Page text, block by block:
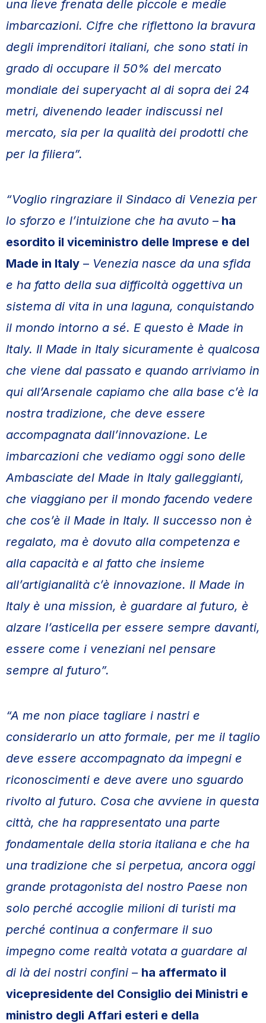
una lieve frenata delle piccole e medie
imbarcazioni. Cifre che riflettono la bravura
degli imprenditori italiani, che sono stati in
grado di occupare il 50% del mercato
mondiale dei superyacht al di sopra dei 24
metri, divenendo leader indiscussi nel
mercato, sia per la qualità dei prodotti che
per la filiera”.
“Voglio ringraziare il Sindaco di Venezia per
lo sforzo e l’intuizione che ha avuto – ha
esordito il viceministro delle Imprese e del
Made in Italy – Venezia nasce da una sfida
e ha fatto della sua difficoltà oggettiva un
sistema di vita in una laguna, conquistando
il mondo intorno a sé. E questo è Made in
Italy. Il Made in Italy sicuramente è qualcosa
che viene dal passato e quando arriviamo in
qui all’Arsenale capiamo che alla base c’è la
nostra tradizione, che deve essere
accompagnata dall’innovazione. Le
imbarcazioni che vediamo oggi sono delle
Ambasciate del Made in Italy galleggianti,
che viaggiano per il mondo facendo vedere
che cos’è il Made in Italy. Il successo non è
regalato, ma è dovuto alla competenza e
alla capacità e al fatto che insieme
all’artigianalità c’è innovazione. Il Made in
Italy è una mission, è guardare al futuro, è
alzare l’asticella per essere sempre davanti,
essere come i veneziani nel pensare
sempre al futuro”.
“A me non piace tagliare i nastri e
considerarlo un atto formale, per me il taglio
deve essere accompagnato da impegni e
riconoscimenti e deve avere uno sguardo
rivolto al futuro. Cosa che avviene in questa
città, che ha rappresentato una parte
fondamentale della storia italiana e che ha
una tradizione che si perpetua, ancora oggi
grande protagonista del nostro Paese non
solo perché accoglie milioni di turisti ma
perché continua a confermare il suo
impegno come realtà votata a guardare al
di là dei nostri confini – ha affermato il
vicepresidente del Consiglio dei Ministri e
ministro degli Affari esteri e della